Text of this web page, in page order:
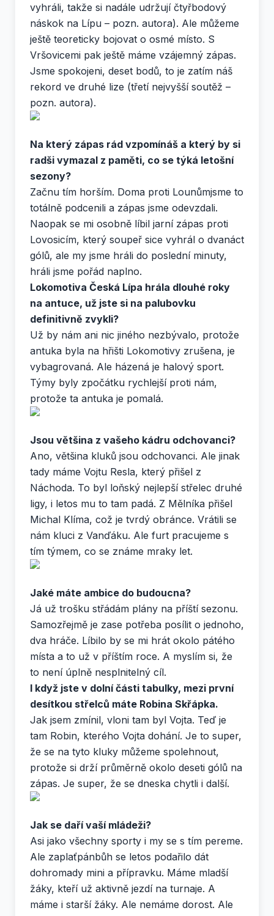
vyhráli, takže si nadále udržují čtyřbodový
náskok na Lípu – pozn. autora). Ale můžeme
ještě teoreticky bojovat o osmé místo. S
Vršovicemi pak ještě máme vzájemný zápas.
Jsme spokojeni, deset bodů, to je zatím náš
rekord ve druhé lize (třetí nejvyšší soutěž –
pozn. autora).
Na který zápas rád vzpomínáš a který by si
radši vymazal z paměti, co se týká letošní
sezony?
Začnu tím horším. Doma proti Lounůmjsme to
totálně podcenili a zápas jsme odevzdali.
Naopak se mi osobně líbil jarní zápas proti
Lovosicím, který soupeř sice vyhrál o dvanáct
gólů, ale my jsme hráli do poslední minuty,
hráli jsme pořád naplno.
Lokomotiva Česká Lípa hrála dlouhé roky
na antuce, už jste si na palubovku
definitivně zvykli?
Už by nám ani nic jiného nezbývalo, protože
antuka byla na hřišti Lokomotivy zrušena, je
vybagrovaná. Ale házená je halový sport.
Týmy byly zpočátku rychlejší proti nám,
protože ta antuka je pomalá.
Jsou většina z vašeho kádru odchovanci?
Ano, většina kluků jsou odchovanci. Ale jinak
tady máme Vojtu Resla, který přišel z
Náchoda. To byl loňský nejlepší střelec druhé
ligy, i letos mu to tam padá. Z Mělníka přišel
Michal Klíma, což je tvrdý obránce. Vrátili se
nám kluci z Vanďáku. Ale furt pracujeme s
tím týmem, co se známe mraky let.
Jaké máte ambice do budoucna?
Já už trošku střádám plány na příští sezonu.
Samozřejmě je zase potřeba posílit o jednoho,
dva hráče. Líbilo by se mi hrát okolo pátého
místa a to už v příštím roce. A myslím si, že
to není úplně nesplnitelný cíl.
I když jste v dolní části tabulky, mezi první
desítkou střelců máte Robina Skřápka.
Jak jsem zmínil, vloni tam byl Vojta. Teď je
tam Robin, kterého Vojta dohání. Je to super,
že se na tyto kluky můžeme spolehnout,
protože si drží průměrně okolo deseti gólů na
zápas. Je super, že se dneska chytli i další.
Jak se daří vaší mládeži?
Asi jako všechny sporty i my se s tím pereme.
Ale zaplaťpánbůh se letos podařilo dát
dohromady mini a přípravku. Máme mladší
žáky, kteří už aktivně jezdí na turnaje. A
máme i starší žáky. Ale nemáme dorost. Ale